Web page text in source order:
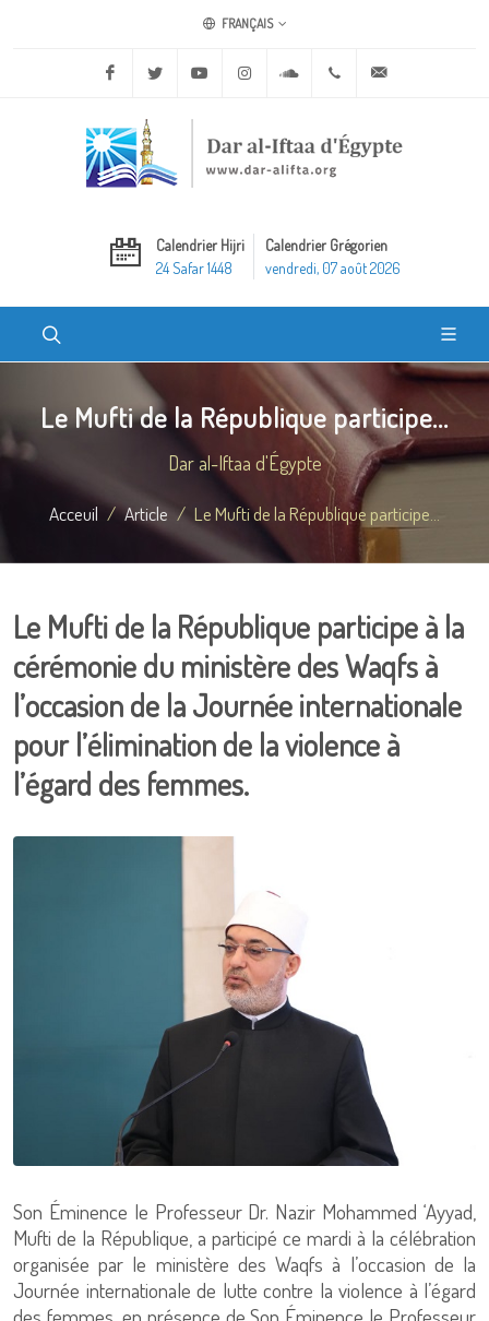
FRANÇAIS
Facebook Twitter Youtube Instagram Soundcloud+20 2 25970400
Calendrier Hijri
24 Safar 1448
Calendrier Grégorien
vendredi, 07 août 2026
Le Mufti de la République participe...
Dar al-Iftaa d'Égypte
Acceuil Article Le Mufti de la République participe...
Le Mufti de la République participe à la
cérémonie du ministère des Waqfs à
l’occasion de la Journée internationale
pour l’élimination de la violence à
l’égard des femmes.
Son Éminence le Professeur Dr. Nazir Mohammed ‘Ayyad,
Mufti de la République, a participé ce mardi à la célébration
organisée par le ministère des Waqfs à l’occasion de la
Journée internationale de lutte contre la violence à l’égard